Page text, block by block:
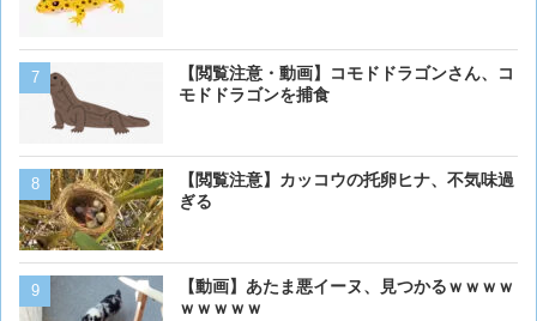
【閲覧注意・動画】コモドドラゴンさん、コ
モドドラゴンを捕食
【閲覧注意】カッコウの托卵ヒナ、不気味過
ぎる
【動画】あたま悪イーヌ、見つかるｗｗｗｗ
ｗｗｗｗｗ
ベーリング海のカニ漁「
死亡率は0.02％です」←意
【動画】男性、ロバにちょ
【動画】虎さん、飼い慣ら